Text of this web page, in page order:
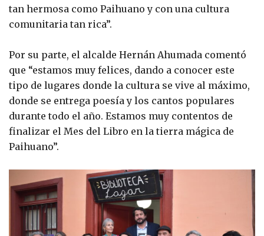
tan hermosa como Paihuano y con una cultura
comunitaria tan rica”.
Por su parte, el alcalde Hernán Ahumada comentó
que “estamos muy felices, dando a conocer este
tipo de lugares donde la cultura se vive al máximo,
donde se entrega poesía y los cantos populares
durante todo el año. Estamos muy contentos de
finalizar el Mes del Libro en la tierra mágica de
Paihuano”.